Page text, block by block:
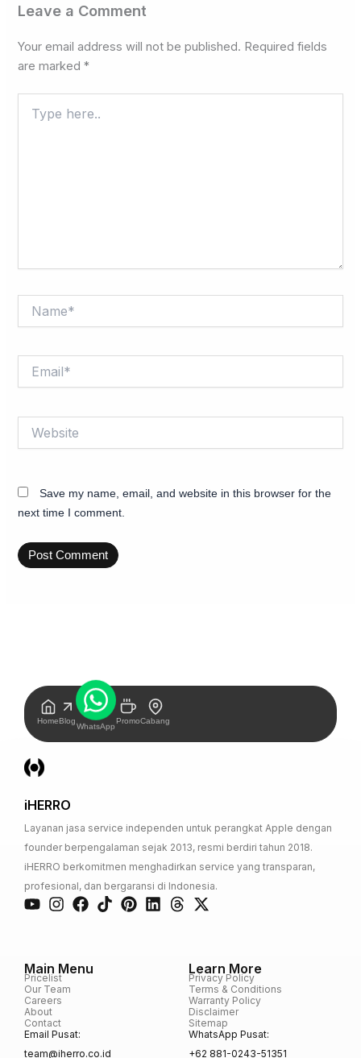
Leave a Comment
Your email address will not be published. Required fields
are marked*
here..
Save my name, email, and website in this browser for the
next time I comment.
HomeBlog
WhatsApp
PromoCabang
iHERRO
Layanan jasa service independen untuk perangkat Apple dengan
founder berpengalaman sejak 2013, resmi berdiri tahun 2018.
iHERRO berkomitmen menghadirkan service yang transparan,
profesional, dan bergaransi di Indonesia.
Main Menu
Pricelist
Our Team
Careers
About
Contact
Email Pusat:
team@iherro.co.id
Learn More
Privacy Policy
Terms & Conditions
Warranty Policy
Disclaimer
Sitemap
WhatsApp Pusat:
+62 881-0243-51351